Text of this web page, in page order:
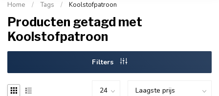
Home / Tags / Koolstofpatroon
Producten getagd met
Koolstofpatroon
Filters